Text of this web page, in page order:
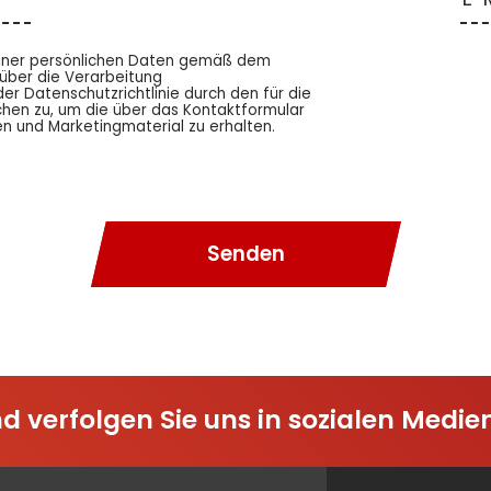
persönlichen Daten gemäß dem
die Verarbeitung
Datenschutzrichtlinie durch den für die
zu, um die über das Kontaktformular
und Marketingmaterial zu erhalten.
Senden
verfolgen Sie uns in sozialen